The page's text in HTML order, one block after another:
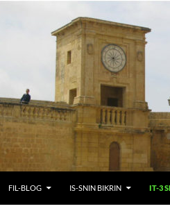
FIL-BLOG
IS-SNIN BIKRIN IT-3